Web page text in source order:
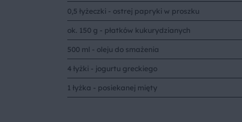
0,5 łyżeczki - ostrej papryki w proszku
ok. 150 g - płatków kukurydzianych
500 ml - oleju do smażenia
4 łyżki - jogurtu greckiego
1 łyżka - posiekanej mięty